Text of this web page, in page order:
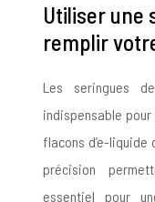
Utiliser une
remplir
Les seringues
indispensable
flacons d’e-
précision
essentiel pour